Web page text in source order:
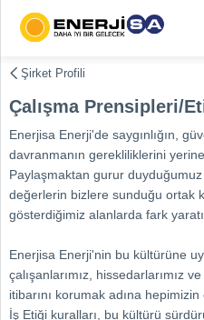
Şirket Profili
Çalışma Prensipleri/
Enerjisa Enerji'de saygınlığın,
davranmanın gerekliliklerini
Paylaşmaktan gurur
değerlerin bizlere sunduğu ortak
gösterdiğimiz alanlarda fark
Enerjisa Enerji'nin bu kültürüne
çalışanlarımız, hissedarlarımız
itibarını korumak adına
İş Etiği kuralları, bu kültürü